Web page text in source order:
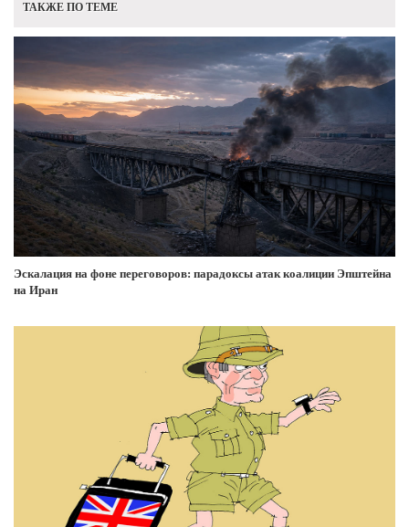
ТАКЖЕ ПО ТЕМЕ
Эскалация на фоне переговоров: парадоксы атак коалиции Эпштейна
на Иран